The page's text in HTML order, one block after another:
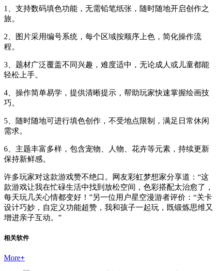
1、支持数码填色功能，无需铅笔纸张，随时随地开启创作之
旅。
2、图片采用编号系统，每个区域按顺序上色，简化操作流
程。
3、题材广泛覆盖不同兴趣，难度适中，无论成人或儿童都能
轻松上手。
4、操作简单易学，提供清晰提示，帮助玩家快速掌握绘画技
巧。
5、随时随地可进行填色创作，不受地点限制，满足日常休闲
需求。
6、主题丰富多样，包含宠物、人物、花卉等元素，持续更新
保持新鲜感。
许多玩家对这款游戏赞不绝口。网友彩虹梦想家分享道：“这
款游戏让我在忙碌生活中找到放松空间，色彩搭配太治愈了，
每天玩几关心情都变好！”另一位用户星空漫游者评价：“关卡
设计巧妙，自定义功能超赞，我和孩子一起玩，既锻炼思维又
增进亲子互动。”
相关软件
More+